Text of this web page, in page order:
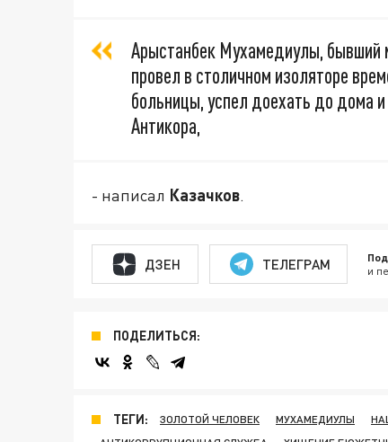
Арыстанбек Мухамедиулы, бывший
провел в столичном изоляторе
больницы, успел доехать до дома
Антикора,
- написал Казачков.
ДЗЕН ТЕЛЕГРАМ и
ПОДЕЛИТЬСЯ:
ТЕГИ: ЗОЛОТОЙ ЧЕЛОВЕК МУХАМЕДИУЛЫ